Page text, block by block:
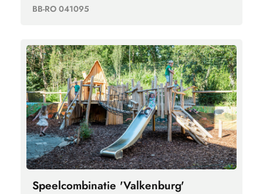
BB-RO 041095
Speelcombinatie 'Valkenburg'